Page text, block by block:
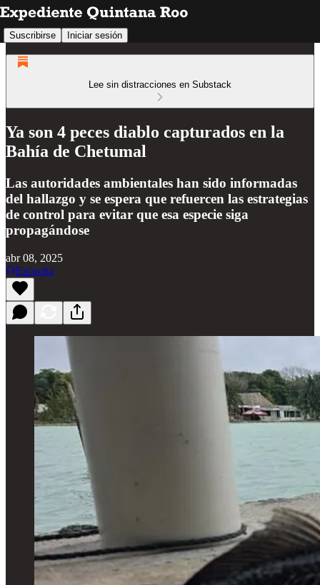
Suscribirse Iniciar sesión
Lee sin distracciones en Substack
Ya son 4 peces diablo capturados en la
Bahía de Chetumal
Las autoridades ambientales han sido informadas
del hallazgo y se espera que refuercen las estrategias
de control para evitar que esa especie siga
propagándose
abr 08, 2025
Escucha